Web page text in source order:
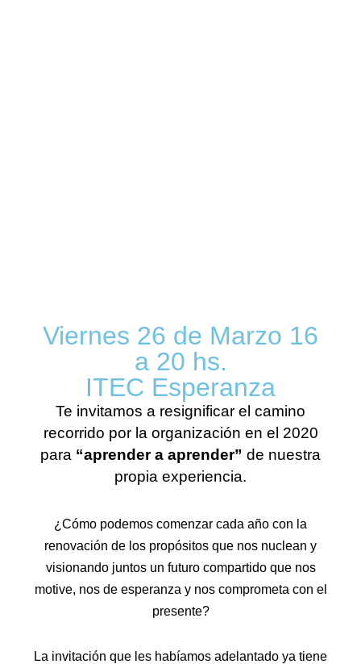
Viernes 26 de Marzo 16
a 20 hs.
ITEC Esperanza
Te invitamos a resignificar el camino
recorrido por la organización en el 2020
para “aprender a aprender” de nuestra
propia experiencia.
¿Cómo podemos comenzar cada año con la
renovación de los propósitos que nos nuclean y
visionando juntos un futuro compartido que nos
motive, nos de esperanza y nos comprometa con el
presente?
La invitación que les habíamos adelantado ya tiene